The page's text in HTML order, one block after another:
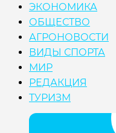
ЭКОНОМИКА
ОБЩЕСТВО
АГРОНОВОСТИ
ВИДЫ СПОРТА
МИР
РЕДАКЦИЯ
ТУРИЗМ